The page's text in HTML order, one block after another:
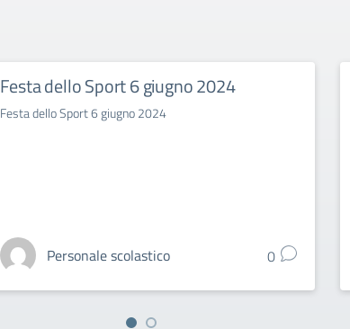
Festa dello Sport 6 giugno 2024
Festa dello Sport 6 giugno 2024
Personale scolastico 0